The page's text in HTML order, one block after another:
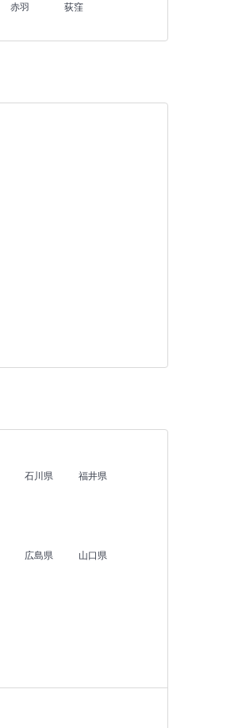
赤羽
荻窪
石川県 福井県
広島県 山口県